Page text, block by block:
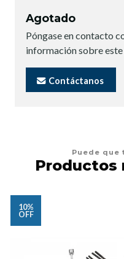
Agotado
Póngase en contacto
información sobre
Contáctanos
Puede que
Productos
10%
OFF